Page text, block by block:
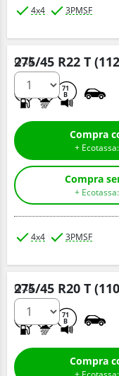
4x4 3PMSF
275/45 R22 T
71
B
Q.tà
4x4 3PMSF
275/45 R20 T
71
B
Q.tà